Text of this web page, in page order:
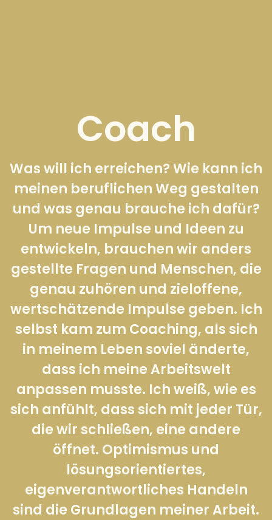
Coach
Was will ich erreichen? Wie kann ich
meinen beruflichen Weg gestalten
und was genau brauche ich dafür?
Um neue Impulse und Ideen zu
entwickeln, brauchen wir anders
gestellte Fragen und Menschen, die
genau zuhören und zieloffene,
wertschätzende Impulse geben. Ich
selbst kam zum Coaching, als sich
in meinem Leben soviel änderte,
dass ich meine Arbeitswelt
anpassen musste. Ich weiß, wie es
sich anfühlt, dass sich mit jeder Tür,
die wir schließen, eine andere
öffnet. Optimismus und
lösungsorientiertes,
eigenverantwortliches Handeln
sind die Grundlagen meiner Arbeit.